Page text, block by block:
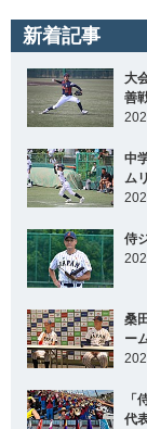
新着記事
大
善
中
ム
侍
桑
ー
「
代